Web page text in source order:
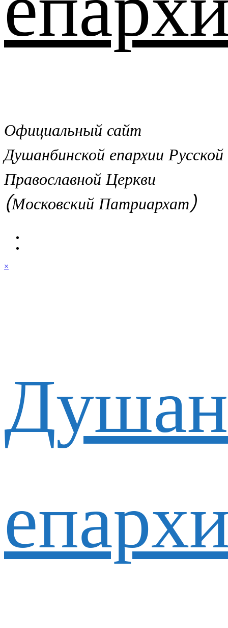
Официальный сайт
Душанбинской епархии Русской
Православной Церкви
(Московский Патриархат)
×